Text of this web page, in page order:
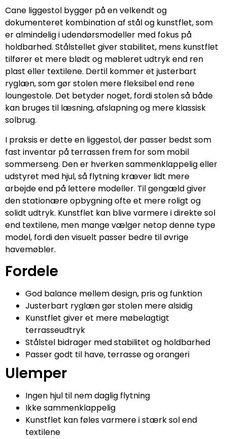
Cane liggestol bygger på en velkendt og
dokumenteret kombination af stål og kunstflet, som
er almindelig i udendørsmodeller med fokus på
holdbarhed. Stålstellet giver stabilitet, mens kunstflet
tilfører et mere blødt og møbleret udtryk end ren
plast eller textilene. Dertil kommer et justerbart
ryglæn, som gør stolen mere fleksibel end rene
loungestole. Det betyder noget, fordi stolen så både
kan bruges til læsning, afslapning og mere klassisk
solbrug.
I praksis er dette en liggestol, der passer bedst som
fast inventar på terrassen frem for som mobil
sommerseng. Den er hverken sammenklappelig eller
udstyret med hjul, så flytning kræver lidt mere
arbejde end på lettere modeller. Til gengæld giver
den stationære opbygning ofte et mere roligt og
solidt udtryk. Kunstflet kan blive varmere i direkte sol
end textilene, men mange vælger netop denne type
model, fordi den visuelt passer bedre til øvrige
havemøbler.
Fordele
God balance mellem design, pris og funktion
Justerbart ryglæn gør stolen mere alsidig
Kunstflet giver et mere møbelagtigt
terrasseudtryk
Stålstel bidrager med stabilitet og holdbarhed
Passer godt til have, terrasse og orangeri
Ulemper
Ingen hjul til nem daglig flytning
Ikke sammenklappelig
Kunstflet kan føles varmere i stærk sol end
textilene